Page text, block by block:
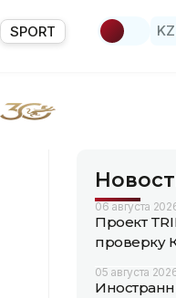
SPORT KZ
06 августа
Проект
проверку
05 августа